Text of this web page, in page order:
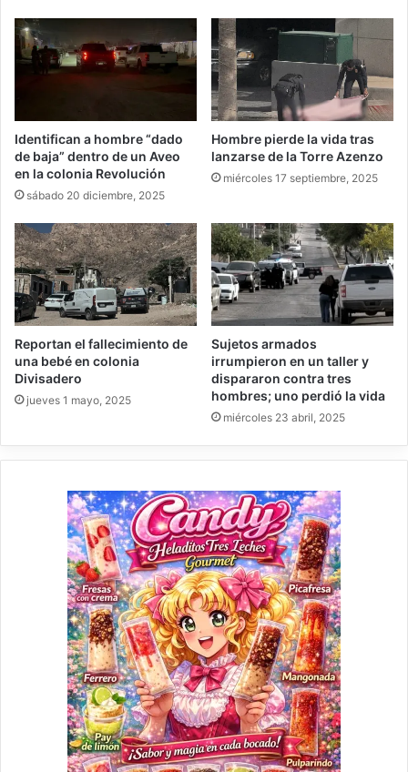
Identifican a hombre “dado
de baja” dentro de un Aveo
en la colonia Revolución
sábado 20 diciembre, 2025
Hombre pierde la vida tras
lanzarse de la Torre Azenzo
miércoles 17 septiembre, 2025
Reportan el fallecimiento de
una bebé en colonia
Divisadero
jueves 1 mayo, 2025
Sujetos armados
irrumpieron en un taller y
dispararon contra tres
hombres; uno perdió la vida
miércoles 23 abril, 2025